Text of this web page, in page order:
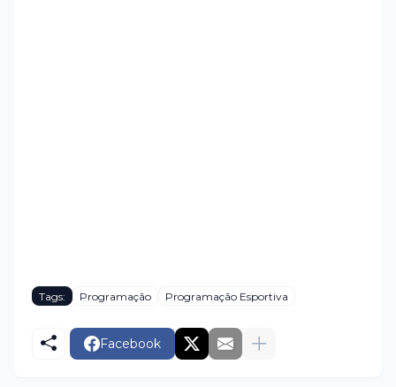
Tags: Programação Programação Esportiva
Facebook